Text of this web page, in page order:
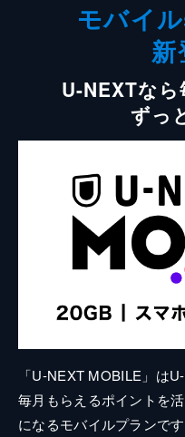
モバイ
新
U-NEXTな
ずっ
「U-NEXT MOBILE」は
毎月もらえるポイントを
になるモバイルプランで